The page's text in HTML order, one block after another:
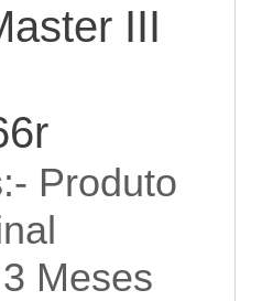
III
Produto
Meses